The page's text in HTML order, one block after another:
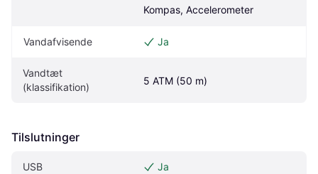
Kompas, Accelerometer
Vandafvisende Ja
Vandtæt
(klassifikation)
5 ATM (50 m)
Tilslutninger
USB Ja